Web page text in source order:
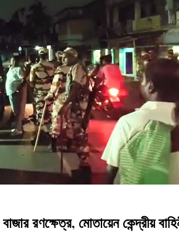
রণক্ষেত্র, মোতায়েন কেন্দ্রীয়